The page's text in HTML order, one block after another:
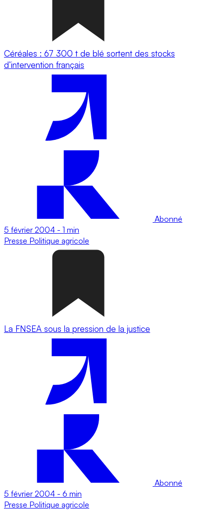
Céréales : 67 300 t de blé sortent des stocks
d’intervention français
Abonné
5 février 2004 - 1 min
Presse Politique agricole
La FNSEA sous la pression de la justice
Abonné
5 février 2004 - 6 min
Presse Politique agricole